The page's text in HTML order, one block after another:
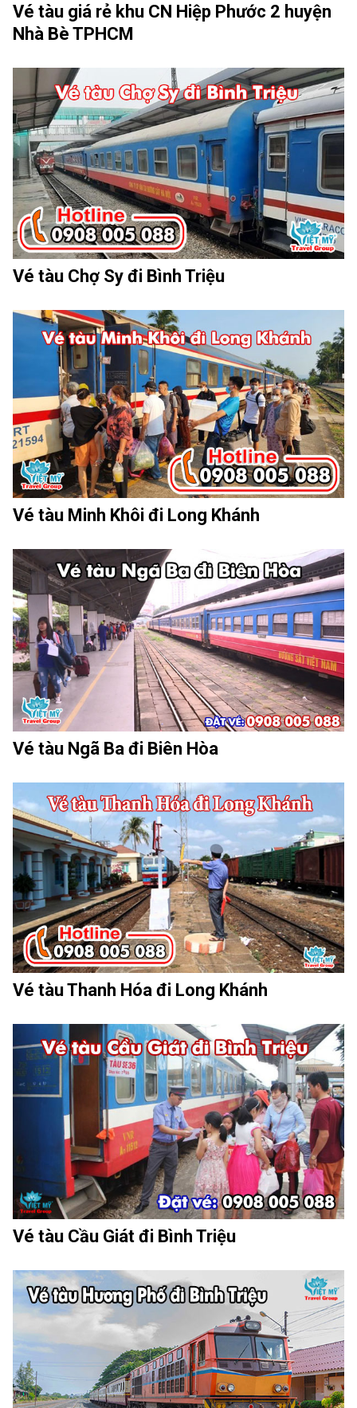
Vé tàu giá rẻ khu CN Hiệp Phước 2 huyện
Nhà Bè TPHCM
Vé tàu Chợ Sy đi Bình Triệu
Vé tàu Minh Khôi đi Long Khánh
Vé tàu Ngã Ba đi Biên Hòa
Vé tàu Thanh Hóa đi Long Khánh
Vé tàu Cầu Giát đi Bình Triệu